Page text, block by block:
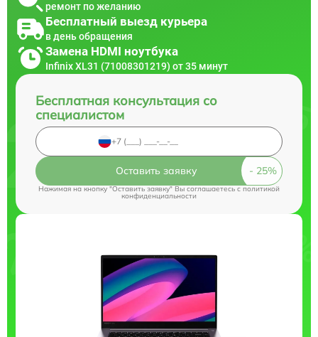
ремонт по желанию
Бесплатный выезд курьера
в день обращения
Замена HDMI ноутбука
Infinix XL31 (71008301219) от 35 минут
Бесплатная консультация со
специалистом
Оставить заявку
Нажимая на кнопку "Оставить заявку" Вы соглашаетесь cполитикой
конфиденциальности